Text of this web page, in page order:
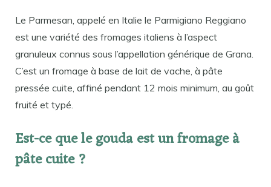
Le Parmesan, appelé en Italie le Parmigiano Reggiano
est une variété des fromages italiens à l’aspect
granuleux connus sous l’appellation générique de Grana.
C’est un fromage à base de lait de vache, à pâte
pressée cuite, affiné pendant 12 mois minimum, au goût
fruité et typé.
Est-ce que le gouda est un fromage à
pâte cuite ?